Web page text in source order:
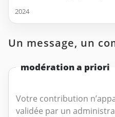
2024
Un message, un
modération a priori
Votre contribution
validée par un